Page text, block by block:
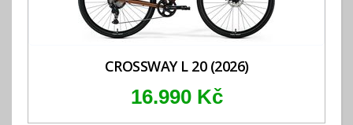
CROSSWAY L 20 (2026)
16.990 Kč